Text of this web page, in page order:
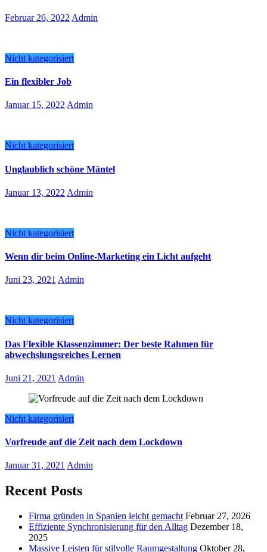
Februar 26, 2022 Admin
Nicht kategorisiert
Ein flexibler Job
Januar 15, 2022 Admin
Nicht kategorisiert
Unglaublich schöne Mäntel
Januar 13, 2022 Admin
Nicht kategorisiert
Wenn dir beim Online-Marketing ein Licht aufgeht
Juni 23, 2021 Admin
Nicht kategorisiert
Das Flexible Klassenzimmer: Der beste Rahmen für
abwechslungsreiches Lernen
Juni 21, 2021 Admin
Nicht kategorisiert
Vorfreude auf die Zeit nach dem Lockdown
Januar 31, 2021 Admin
Recent Posts
Firma gründen in Spanien leicht gemacht Februar 27, 2026
Effiziente Synchronisierung für den Alltag Dezember 18,
2025
Massive Leisten für stilvolle Raumgestaltung Oktober 28,